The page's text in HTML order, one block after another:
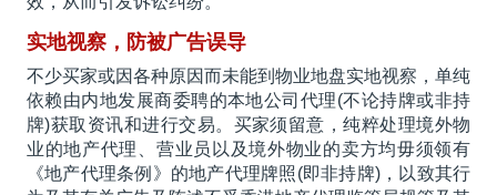
实地视察，防被广告误导
不少买家或因各种原因而未能到物业地盘实地视察，单纯
依赖由内地发展商委聘的本地公司代理(不论持牌或非持
牌)获取资讯和进行交易。买家须留意，纯粹处理境外物
业的地产代理、营业员以及境外物业的卖方均毋须领有
《地产代理条例》的地产代理牌照(即非持牌)，以致其行